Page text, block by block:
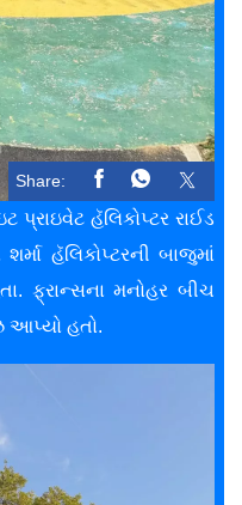
Share:
પ્રાઇવેટ હૅલિકોપ્ટર રાઈડ
હૅલિકોપ્ટરની બાજુમાં
ફ્રાન્સના મનોહર બીચ
આપ્યો હતો.